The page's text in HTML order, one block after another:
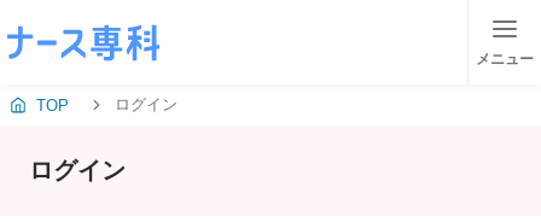
メニュー
TOP ログイン
ログイン